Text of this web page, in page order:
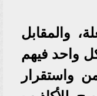
والمقابل
واحد فيهم
واستقرار